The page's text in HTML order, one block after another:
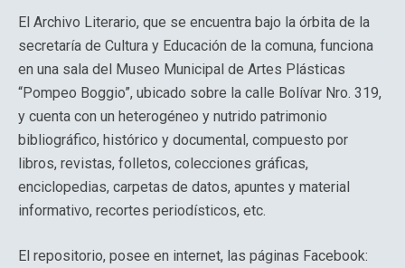
El Archivo Literario, que se encuentra bajo la órbita de la
secretaría de Cultura y Educación de la comuna, funciona
en una sala del Museo Municipal de Artes Plásticas
“Pompeo Boggio”, ubicado sobre la calle Bolívar Nro. 319,
y cuenta con un heterogéneo y nutrido patrimonio
bibliográfico, histórico y documental, compuesto por
libros, revistas, folletos, colecciones gráficas,
enciclopedias, carpetas de datos, apuntes y material
informativo, recortes periodísticos, etc.
El repositorio, posee en internet, las páginas Facebook: